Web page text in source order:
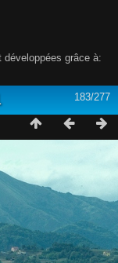
grâce à:
183/277